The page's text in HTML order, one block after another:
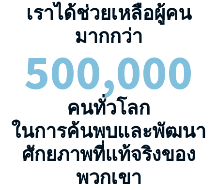
เราได้ช่วยเหลือผู้คน
มากกว่า
500,000
คนทั่วโลก
ในการค้นพบและพัฒนา
ศักยภาพที่แท้จริงของ
พวกเขา